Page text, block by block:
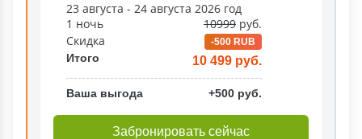
23 августа - 24 августа 2026 год
1 ночь
10999 руб.
Скидка
-500 RUB
Итого 10 499 руб.
Ваша выгода +500 руб.
Забронировать сейчас